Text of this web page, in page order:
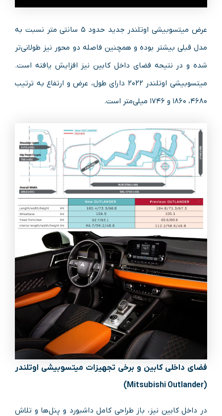
عرض میتسوبیشی اوتلندر جدید حدود ۵ سانتی متر نسبت به
مدل قبلی بیشتر بوده و همچنین فاصله دو محور نیز طولانی‌تر
شده و در نتیحه فضای داخل کابین نیز افزایش یافته است.
میتسوبیشی اوتلندر ۲۰۲۲ دارای طول، عرض و ارتفاع به ترتیب
۴۶۸۰، ۱۸۶۰ و ۱۷۴۶ میلی‌متر است.
فضای داخلی کابین و برخی تجهیزات میتسوبیشی اوتلندر
(Mitsubishi Outlander)
در داخل کابین نیز، باز طراحی کامل داشبورد و پنل‌ها و تلاش